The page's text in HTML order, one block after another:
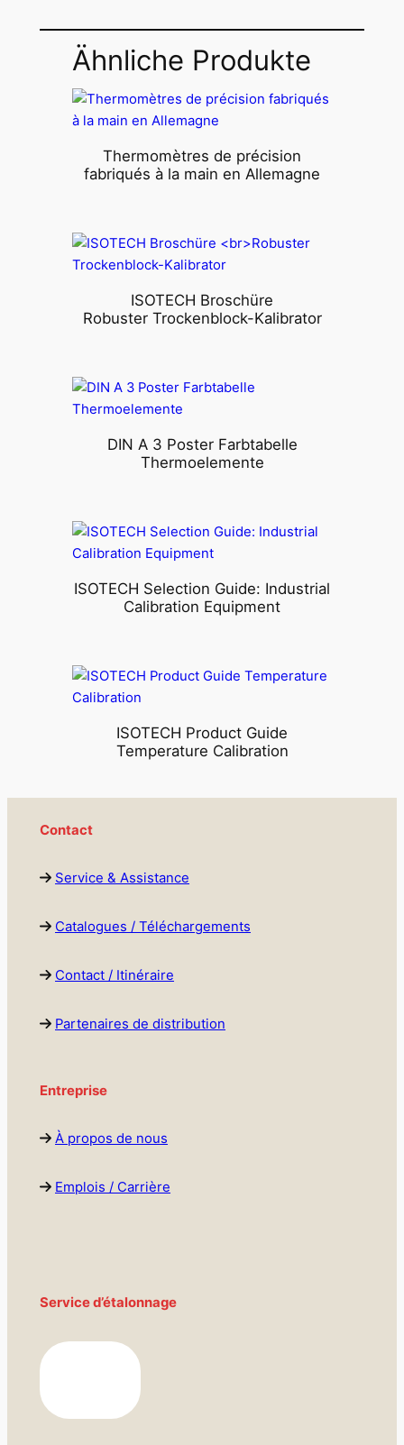
Ähnliche Produkte
Thermomètres de précision
fabriqués à la main en Allemagne
ISOTECH Broschüre
Robuster Trockenblock-Kalibrator
DIN A 3 Poster Farbtabelle
Thermoelemente
ISOTECH Selection Guide: Industrial
Calibration Equipment
ISOTECH Product Guide
Temperature Calibration
Contact
Service & Assistance
Catalogues / Téléchargements
Contact / Itinéraire
Partenaires de distribution
Entreprise
À propos de nous
Emplois / Carrière
Service d’étalonnage